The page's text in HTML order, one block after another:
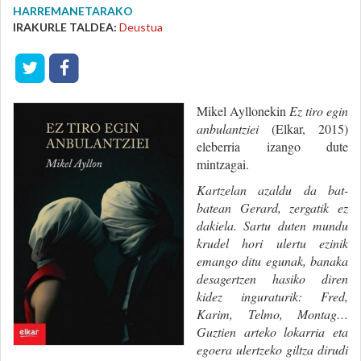
HARREMANETARAKO
IRAKURLE TALDEA: Deustua
Mikel Ayllonekin Ez tiro egin
anbulantziei(Elkar, 2015)
eleberria izango dute
mintzagai.
Kartzelan azaldu da bat-
batean Gerard, zergatik ez
dakiela. Sartu duten mundu
krudel hori ulertu ezinik
emango ditu egunak, banaka
desagertzen hasiko diren
kidez inguraturik: Fred,
Karim, Telmo, Montag…
Guztien arteko lokarria eta
egoera ulertzeko giltza dirudi